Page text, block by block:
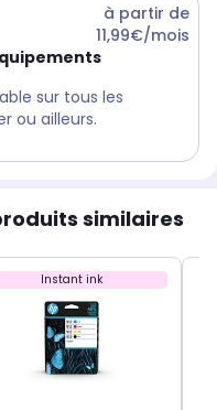
à partir de
11,99€/mois
sur tous les
ou ailleurs.
similaires
Instant ink